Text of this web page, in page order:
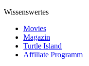
Wissenswertes
Movies
Magazin
Turtle Island
Affiliate Programm